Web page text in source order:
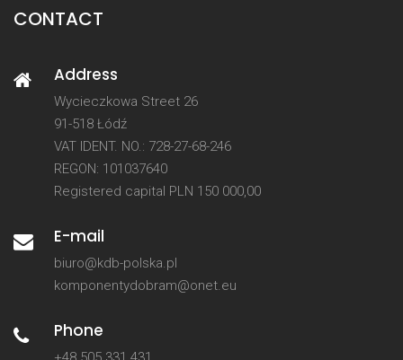
CONTACT
Address
Wycieczkowa Street 26
91-518 Łódź
VAT IDENT. NO.: 728-27-68-246
REGON: 101037640
Registered capital PLN 150 000,00
E-mail
biuro@kdb-polska.pl
komponentydobram@onet.eu
Phone